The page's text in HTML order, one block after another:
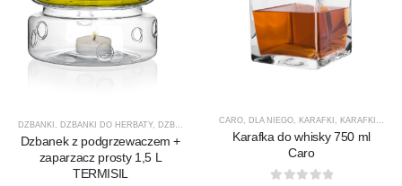
DZBANKI DZBANKI DO HERBATY, DZBANKI DO KAWY ,PRODUCENCI ,PRODUKTY,PROMOCJE
Dzbanek z podgrzewaczem +
zaparzacz prosty 1,5 L
TERMISIL
CARO, DLA NIEGO, KARAFKI , KARAFKI DO WHISKY
Karafka do whisky 750 ml
Caro